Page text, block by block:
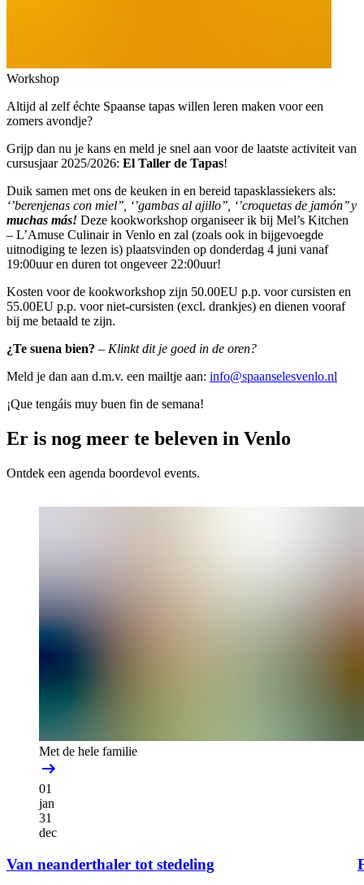
Workshop
Altijd al zelf échte Spaanse tapas willen leren maken voor een
zomers avondje?
Grijp dan nu je kans en meld je snel aan voor de laatste activiteit van
cursusjaar 2025/2026: El Taller de Tapas!
Duik samen met ons de keuken in en bereid tapasklassiekers als:
‘’berenjenas con miel’’, ‘’gambas al ajillo’’, ‘’croquetas de jamón’’ y
muchas más! Deze kookworkshop organiseer ik bij Mel’s Kitchen
– L’Amuse Culinair in Venlo en zal (zoals ook in bijgevoegde
uitnodiging te lezen is) plaatsvinden op donderdag 4 juni vanaf
19:00uur en duren tot ongeveer 22:00uur!
Kosten voor de kookworkshop zijn 50.00EU p.p. voor cursisten en
55.00EU p.p. voor niet-cursisten (excl. drankjes) en dienen vooraf
bij me betaald te zijn.
¿Te suena bien? – Klinkt dit je goed in de oren?
Meld je dan aan d.m.v. een mailtje aan: info@spaanselesvenlo.nl
¡Que tengáis muy buen fin de semana!
Er is nog meer te beleven in Venlo
Ontdek een agenda boordevol events.
Met de hele familie
01
jan
31
dec
Van neanderthaler tot stedeling